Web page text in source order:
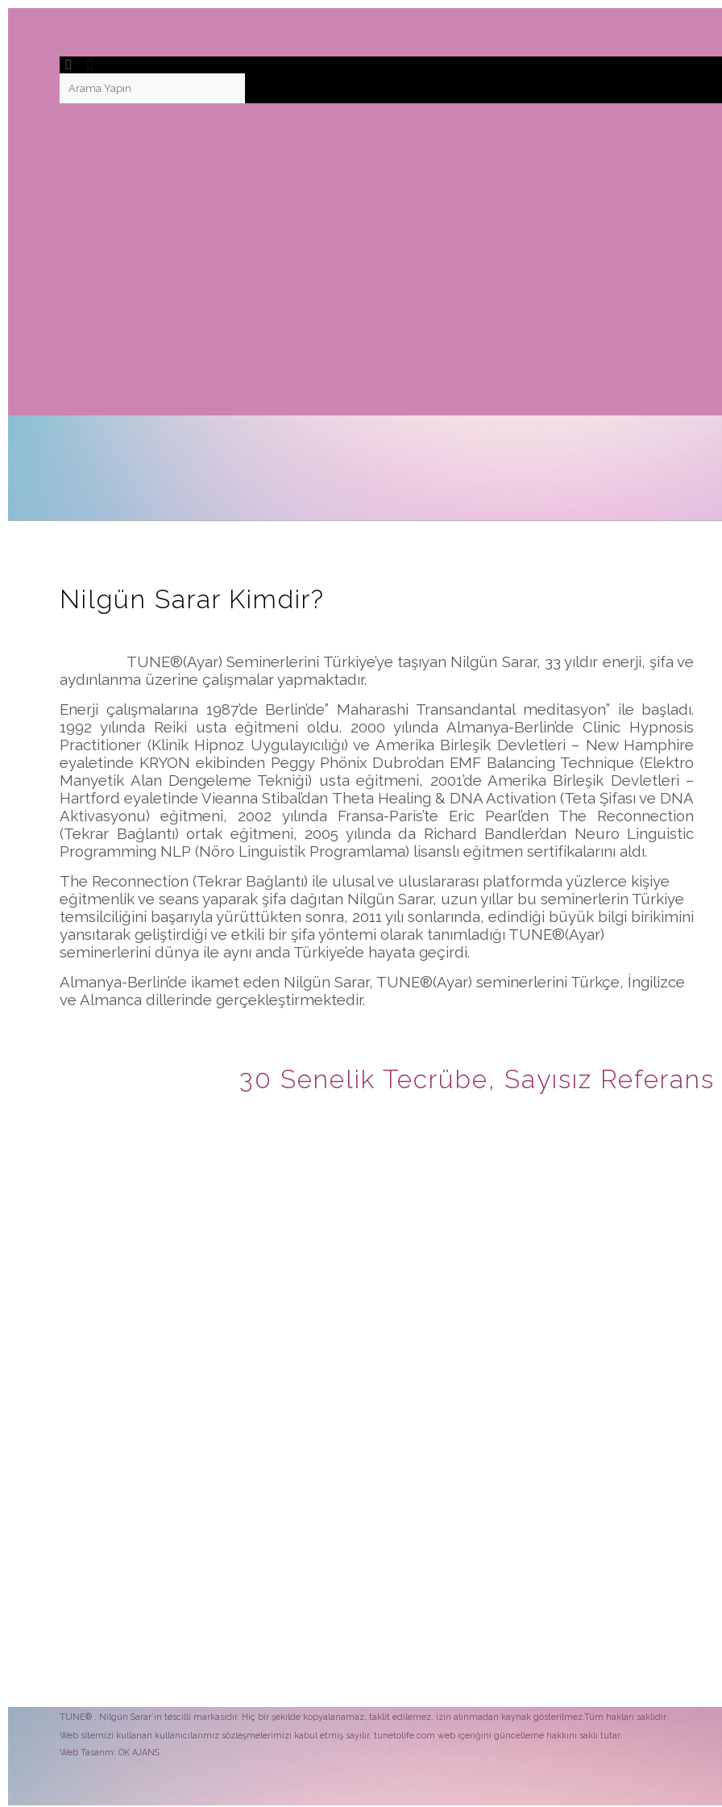
Nilgün Sarar Kimdir?
TUNE®(Ayar) Seminerlerini Türkiye’ye taşıyan Nilgün Sarar, 33 yıldır enerji, şifa ve
aydınlanma üzerine çalışmalar yapmaktadır.
Enerji çalışmalarına 1987’de Berlin’de” Maharashi Transandantal meditasyon” ile başladı.
1992 yılında Reiki usta eğitmeni oldu. 2000 yılında Almanya-Berlin’de Clinic Hypnosis
Practitioner (Klinik Hipnoz Uygulayıcılığı) ve Amerika Birleşik Devletleri – New Hamphire
eyaletinde KRYON ekibinden Peggy Phönix Dubro’dan EMF Balancing Technique (Elektro
Manyetik Alan Dengeleme Tekniği) usta eğitmeni, 2001’de Amerika Birleşik Devletleri –
Hartford eyaletinde Vieanna Stibal’dan Theta Healing & DNA Activation (Teta Şifası ve DNA
Aktivasyonu) eğitmeni, 2002 yılında Fransa-Paris’te Eric Pearl’den The Reconnection
(Tekrar Bağlantı) ortak eğitmeni, 2005 yılında da Richard Bandler’dan Neuro Linguistic
Programming NLP (Nöro Linguistik Programlama) lisanslı eğitmen sertifikalarını aldı.
The Reconnection (Tekrar Bağlantı) ile ulusal ve uluslararası platformda yüzlerce kişiye
eğitmenlik ve seans yaparak şifa dağıtan Nilgün Sarar, uzun yıllar bu seminerlerin Türkiye
temsilciliğini başarıyla yürüttükten sonra, 2011 yılı sonlarında, edindiği büyük bilgi birikimini
yansıtarak geliştirdiği ve etkili bir şifa yöntemi olarak tanımladığı TUNE®(Ayar)
seminerlerini dünya ile aynı anda Türkiye’de hayata geçirdi.
Almanya-Berlin’de ikamet eden Nilgün Sarar, TUNE®(Ayar) seminerlerini Türkçe, İngilizce
ve Almanca dillerinde gerçekleştirmektedir.
30 Senelik Tecrübe, Sayısız
TUNE® , Nilgün Sarar’ın tescilli markasıdır. Hiç bir şekilde kopyalanamaz, taklit edilemez, izin alınmadan kaynak gösterilmez.Tüm hakları saklıdır.
Web sitemizi kullanan kullanıcılarımız sözleşmelerimizi kabul etmiş sayılır, tunetolife.com web içeriğini güncelleme hakkını saklı tutar.
Web Tasarım:OK AJANS